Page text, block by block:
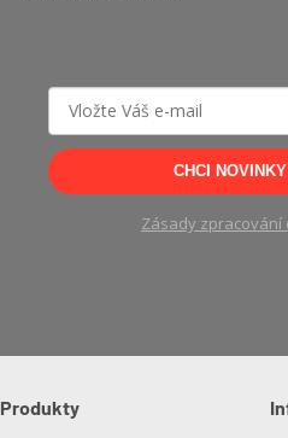
CHCI
Zásady zpracování
Produkty